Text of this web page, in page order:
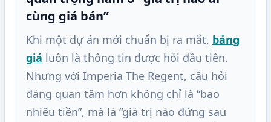
cùng giá bán”
Khi một dự án mới chuẩn bị ra mắt, bảng
giá luôn là thông tin được hỏi đầu tiên.
Nhưng với Imperia The Regent, câu hỏi
đáng quan tâm hơn không chỉ là “bao
nhiêu tiền”, mà là “giá trị nào đứng sau